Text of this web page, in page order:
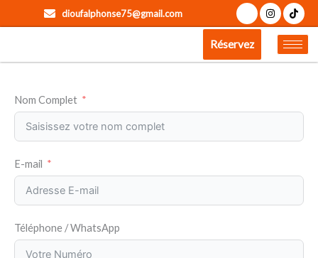
au
dioufalphonse75@gmail.com
Réservez
Nom Complet
E-mail
Téléphone / WhatsApp